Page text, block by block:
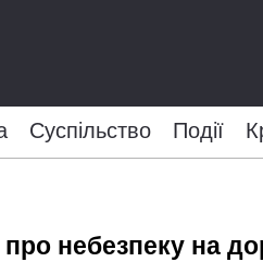
Суспільство Події
небезпеку на